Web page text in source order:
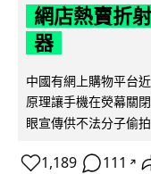
網店熱賣折
器
中國有網上購物平台
原理讓手機在熒幕關
眼宣傳供不法分子偷
1,189 111 ↗